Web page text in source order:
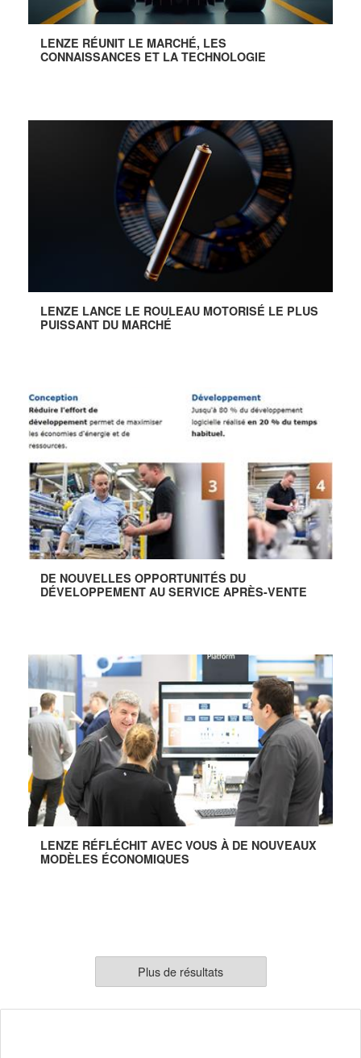
LENZE RÉUNIT LE MARCHÉ, LES
CONNAISSANCES ET LA TECHNOLOGIE
LENZE LANCE LE ROULEAU MOTORISÉ LE PLUS
PUISSANT DU MARCHÉ
DE NOUVELLES OPPORTUNITÉS DU
DÉVELOPPEMENT AU SERVICE APRÈS-VENTE
LENZE RÉFLÉCHIT AVEC VOUS À DE NOUVEAUX
MODÈLES ÉCONOMIQUES
Plus de résultats